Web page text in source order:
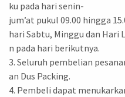
ku pada hari senin-
jum’at pukul 09.00 hingga
hari Sabtu, Minggu dan Hari
n pada hari berikutnya.
3. Seluruh pembelian
an Dus Packing.
4. Pembeli dapat